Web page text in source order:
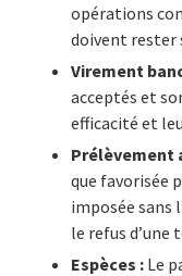
opérations
doivent rester
Virement
acceptés et
efficacité et
Prélèvement
que favorisée
imposée sans
le refus
Espèces : Le